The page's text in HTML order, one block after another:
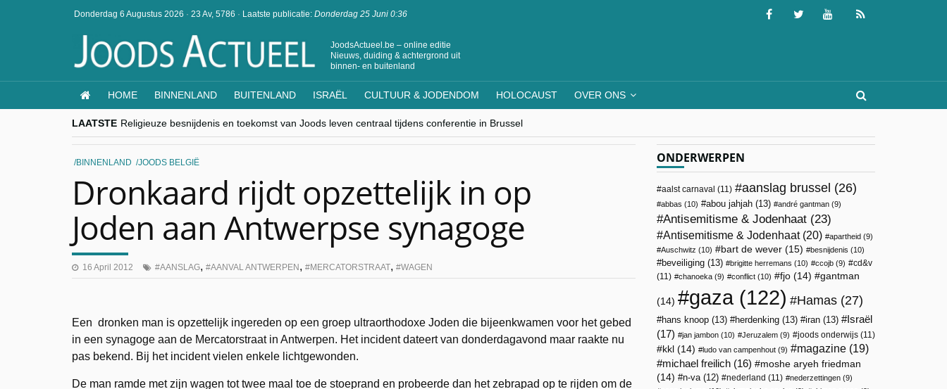
Donderdag 6 Augustus 2026 · 23 Av, 5786 · Laatste publicatie: Donderdag 25 Juni 0:36
JoodsActueel.be – online editie
Nieuws, duiding & achtergrond uit
binnen- en buitenland
HOME BINNENLAND BUITENLAND ISRAËL CULTUUR & JODENDOM HOLOCAUST OVER ONS
LAATSTE Religieuze besnijdenis en toekomst van Joods leven centraal tijdens conferentie in Brussel
“Besnijdenisdebat toont hoe moeilijk seculiere Westen minderheden begrijpt”, Jinnih Beels (Vooruit)
CITYTRIP | ROEMENIË – Boekarest: de verrassing van Oost-Europa
“Vandaag zit elke Jood in België op de beklaagdenbank”
BINNENLAND JOODS BELGIË
Dronkaard rijdt opzettelijk in op
Joden aan Antwerpse synagoge
16 April 2012 AANSLAG, AANVAL ANTWERPEN, MERCATORSTRAAT, WAGEN
Een dronken man is opzettelijk ingereden op een groep ultraorthodoxe Joden die bijeenkwamen voor het gebed
in een synagoge aan de Mercatorstraat in Antwerpen. Het incident dateert van donderdagavond maar raakte nu
pas bekend. Bij het incident vielen enkele lichtgewonden.
De man ramde met zijn wagen tot twee maal toe de stoeprand en probeerde dan het zebrapad op te rijden om de
ONDERWERPEN
aalst carnaval (11) aanslag brussel (26)
abbas (10) abou jahjah (13) andré gantman (9)
Antisemitisme & Jodenhaat (23)
Antisemitisme & Jodenhaat(20) apartheid (9)
Auschwitz (10) bart de wever (15) besnijdenis (10)
beveiliging (13) brigitte herremans (10) ccojb (9)
cd&v
(11)
chanoeka (9) conflict (10) fjo (14) gantman
(14) gaza(122) Hamas (27)
hans knoop (13) herdenking (13) iran (13)
Israël
(17)
jan jambon (10) Jeruzalem (9) joods onderwijs (11)
kkl (14) ludo van campenhout (9) magazine (19)
michael freilich (16)
moshe aryeh friedman
(14)
n-va(12) nederland (11) nederzettingen (9)